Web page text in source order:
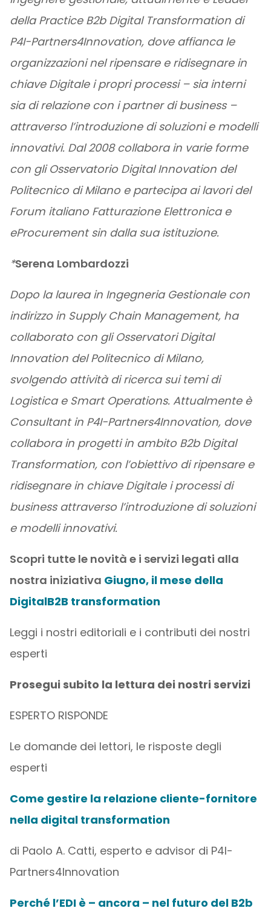
della Practice B2b Digital Transformation di
P4I-Partners4Innovation, dove affianca le
organizzazioni nel ripensare e ridisegnare in
chiave Digitale i propri processi – sia interni
sia di relazione con i partner di business –
attraverso l’introduzione di soluzioni e modelli
innovativi. Dal 2008 collabora in varie forme
con gli Osservatorio Digital Innovation del
Politecnico di Milano e partecipa ai lavori del
Forum italiano Fatturazione Elettronica e
eProcurement sin dalla sua istituzione.
*Serena Lombardozzi
Dopo la laurea in Ingegneria Gestionale con
indirizzo in Supply Chain Management, ha
collaborato con gli Osservatori Digital
Innovation del Politecnico di Milano,
svolgendo attività di ricerca sui temi di
Logistica e Smart Operations. Attualmente è
Consultant in P4I-Partners4Innovation, dove
collabora in progetti in ambito B2b Digital
Transformation, con l’obiettivo di ripensare e
ridisegnare in chiave Digitale i processi di
business attraverso l’introduzione di soluzioni
e modelli innovativi.
Scopri tutte le novità e i servizi legati alla
nostra iniziativa Giugno, il mese della
DigitalB2B transformation
Leggi i nostri editoriali e i contributi dei nostri
esperti
Prosegui subito la lettura dei nostri servizi
ESPERTO RISPONDE
Le domande dei lettori, le risposte degli
esperti
Come gestire la relazione cliente-fornitore
nella digital transformation
di Paolo A. Catti, esperto e advisor di P4I-
Partners4Innovation
Perché l’EDI è – ancora – nel futuro del B2b